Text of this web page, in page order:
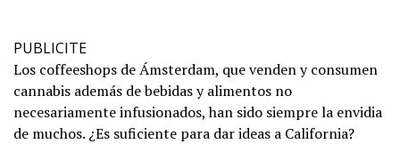
PUBLICITE
Los coffeeshops de Ámsterdam, que venden y consumen
cannabis además de bebidas y alimentos no
necesariamente infusionados, han sido siempre la envidia
de muchos. ¿Es suficiente para dar ideas a California?